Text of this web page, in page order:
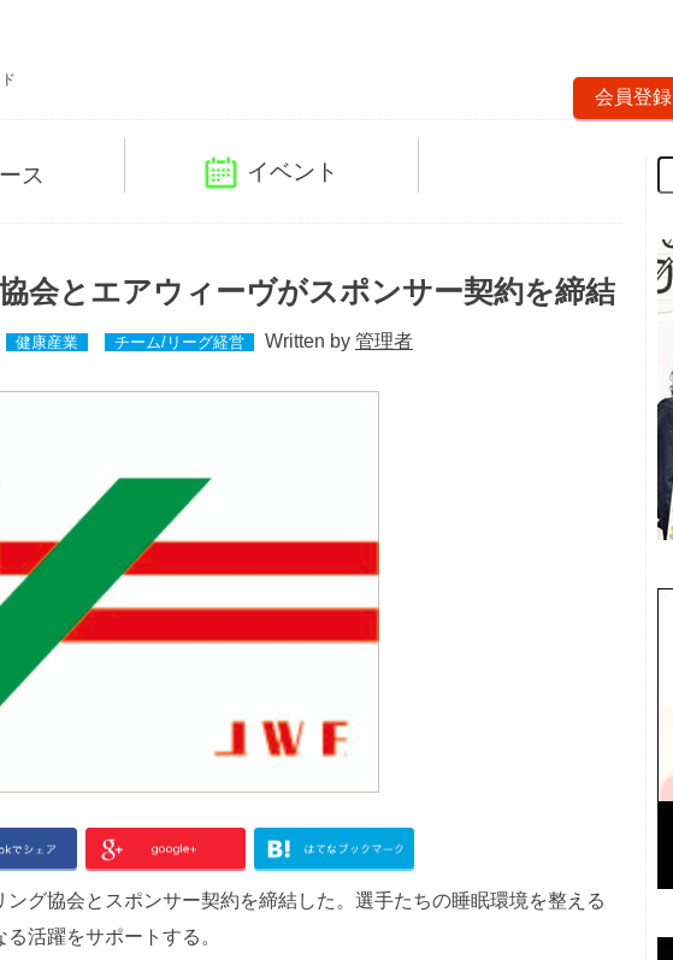
会員登録
ス イベント
会とエアウィーヴがスポンサー契約を締結
健康産業 チーム/リーグ経営 Written by 管理者
グ協会とスポンサー契約を締結した。選手たちの睡眠環境を整える
活躍をサポートする。